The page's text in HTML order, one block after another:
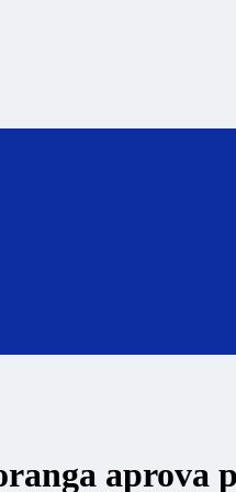
aprova